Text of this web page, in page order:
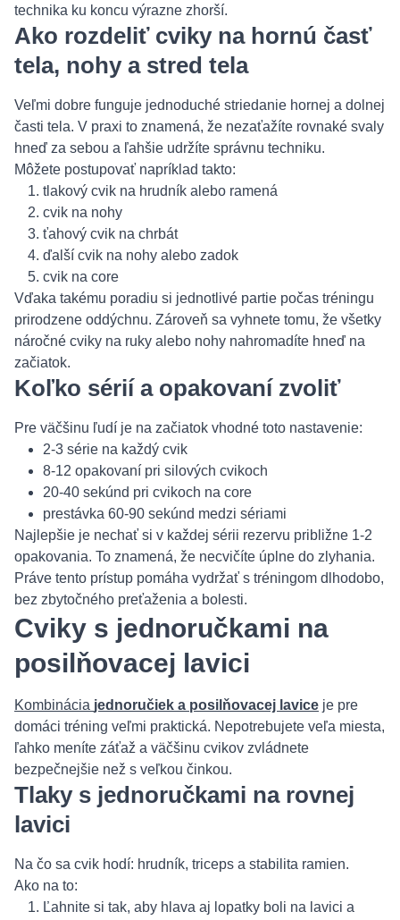
technika ku koncu výrazne zhorší.
Ako rozdeliť cviky na hornú časť
tela, nohy a stred tela
Veľmi dobre funguje jednoduché striedanie hornej a dolnej
časti tela. V praxi to znamená, že nezaťažíte rovnaké svaly
hneď za sebou a ľahšie udržíte správnu techniku.
Môžete postupovať napríklad takto:
tlakový cvik na hrudník alebo ramená
cvik na nohy
ťahový cvik na chrbát
ďalší cvik na nohy alebo zadok
cvik na core
Vďaka takému poradiu si jednotlivé partie počas tréningu
prirodzene oddýchnu. Zároveň sa vyhnete tomu, že všetky
náročné cviky na ruky alebo nohy nahromadíte hneď na
začiatok.
Koľko sérií a opakovaní zvoliť
Pre väčšinu ľudí je na začiatok vhodné toto nastavenie:
2-3 série na každý cvik
8-12 opakovaní pri silových cvikoch
20-40 sekúnd pri cvikoch na core
prestávka 60-90 sekúnd medzi sériami
Najlepšie je nechať si v každej sérii rezervu približne 1-2
opakovania. To znamená, že necvičíte úplne do zlyhania.
Práve tento prístup pomáha vydržať s tréningom dlhodobo,
bez zbytočného preťaženia a bolesti.
Cviky s jednoručkami na
posilňovacej lavici
Kombinácia jednoručiek a posilňovacej lavice je pre
domáci tréning veľmi praktická. Nepotrebujete veľa miesta,
ľahko meníte záťaž a väčšinu cvikov zvládnete
bezpečnejšie než s veľkou činkou.
Tlaky s jednoručkami na rovnej
lavici
Na čo sa cvik hodí: hrudník, triceps a stabilita ramien.
Ako na to:
Ľahnite si tak, aby hlava aj lopatky boli na lavici a